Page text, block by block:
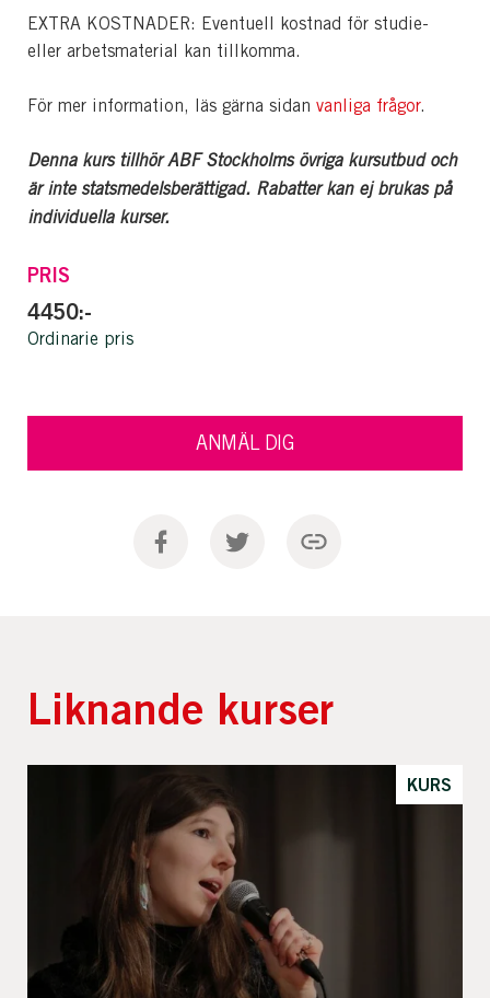
EXTRA KOSTNADER: Eventuell kostnad för studie-
eller arbetsmaterial kan tillkomma.
För mer information, läs gärna sidan vanliga frågor.
Denna kurs tillhör ABF Stockholms övriga kursutbud och
är inte statsmedelsberättigad. Rabatter kan ej brukas på
individuella kurser.
PRIS
4450:-
Ordinarie pris
ANMÄL DIG
Liknande kurser
KURS